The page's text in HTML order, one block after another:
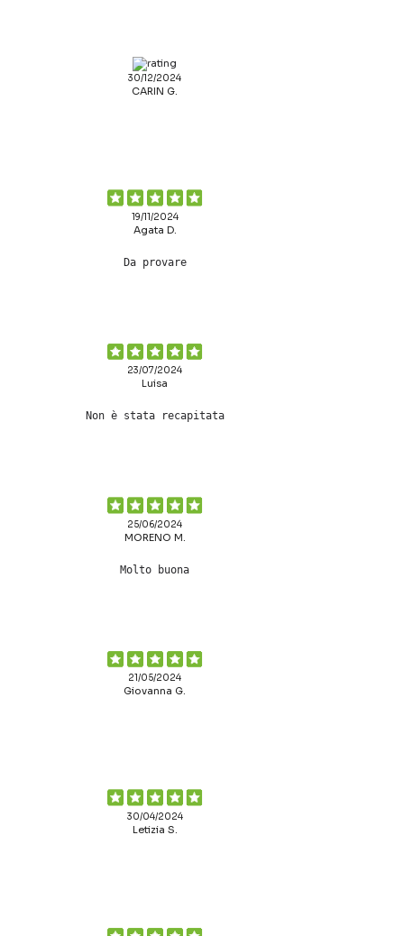
30/12/2024
CARIN G.
19/11/2024
Agata D.
Da provare
23/07/2024
Luisa
Non è stata recapitata
25/06/2024
MORENO M.
Molto buona
21/05/2024
Giovanna G.
30/04/2024
Letizia S.